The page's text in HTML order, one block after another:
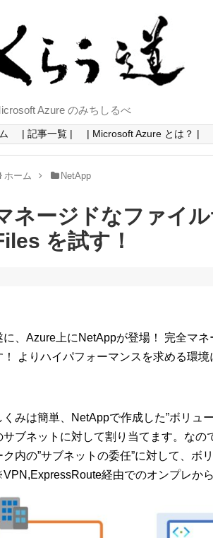
Azure のみちしるべ
| 記事一覧 | | Microsoft Azure とは？ |
ホーム NetApp
ネージドなファイ
を試す！
に、Azure上にNetAppが登場！ 完全マ
！ よりハイパフォーマンスを求める環
くみは簡単、NetAppで作成した”ボリュ
サブネットに対して割り当てます。な
ク内の”サブネットの委任”に対して、ボ
経由でのオンプレか